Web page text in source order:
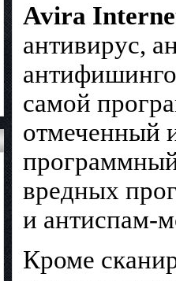
Avira
антивирус,
самой
отмеченный
вредных
и антиспам-
Кроме